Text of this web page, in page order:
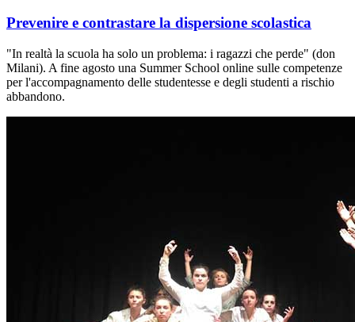
Prevenire e contrastare la dispersione scolastica
"In realtà la scuola ha solo un problema: i ragazzi che perde" (don
Milani). A fine agosto una Summer School online sulle competenze
per l'accompagnamento delle studentesse e degli studenti a rischio
abbandono.